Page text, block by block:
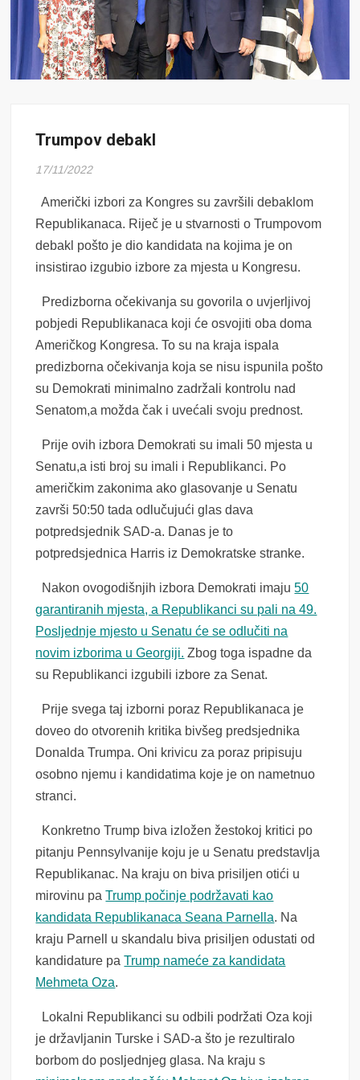
Trumpov debakl
17/11/2022
Američki izbori za Kongres su završili debaklom
Republikanaca. Riječ je u stvarnosti o Trumpovom
debakl pošto je dio kandidata na kojima je on
insistirao izgubio izbore za mjesta u Kongresu.
Predizborna očekivanja su govorila o uvjerljivoj
pobjedi Republikanaca koji će osvojiti oba doma
Američkog Kongresa. To su na kraja ispala
predizborna očekivanja koja se nisu ispunila pošto
su Demokrati minimalno zadržali kontrolu nad
Senatom,a možda čak i uvećali svoju prednost.
Prije ovih izbora Demokrati su imali 50 mjesta u
Senatu,a isti broj su imali i Republikanci. Po
američkim zakonima ako glasovanje u Senatu
završi 50:50 tada odlučujući glas dava
potpredsjednik SAD-a. Danas je to
potpredsjednica Harris iz Demokratske stranke.
Nakon ovogodišnjih izbora Demokrati imaju50
garantiranih mjesta, a Republikanci su pali na 49.
Posljednje mjesto u Senatu će se odlučiti na
novim izborima u Georgiji. Zbog toga ispadne da
su Republikanci izgubili izbore za Senat.
Prije svega taj izborni poraz Republikanaca je
doveo do otvorenih kritika bivšeg predsjednika
Donalda Trumpa. Oni krivicu za poraz pripisuju
osobno njemu i kandidatima koje je on nametnuo
stranci.
Konkretno Trump biva izložen žestokoj kritici po
pitanju Pennsylvanije koju je u Senatu predstavlja
Republikanac. Na kraju on biva prisiljen otići u
mirovinu paTrump počinje podržavati kao
kandidata Republikanaca Seana Parnella. Na
kraju Parnell u skandalu biva prisiljen odustati od
kandidature paTrump nameće za kandidata
Mehmeta Oza.
Lokalni Republikanci su odbili podržati Oza koji
je državljanin Turske i SAD-a što je rezultiralo
borbom do posljednjeg glasa. Na kraju s